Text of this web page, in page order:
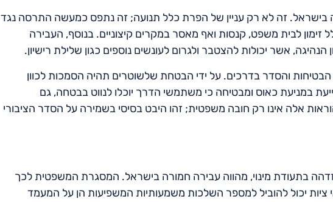
בישראל. זה לא רק עניין של הפרת כלל תנועה; זה נתפס כמעשה התרסה נגד
זימון לבית משפט, קנסות ואף מאסר במקרים קיצוניים. בנוסף, העבירה
אשר יכולות להצטבר ולגרום לעונשים נוספים כגון שלילת רישיון.
והסדר בדרכים. על ידי הבטחת שלשוטרים תהיה הסמכות לכוון
במניעת כאוס ומבטיחה כי משתמשי הדרך יוכלו לנווט בבטחה, גם
אלה אינו רק חובה משפטית; זהו היבט בסיסי בשמירה על הסדר הציבורי
בתעודת מינוי, מהווה עבירה חמורה בישראל. המסגרת המשפטית לכך
התעבורה. אי ציות יכול להוביל למספר השלכות משמעותיות המשפיעות הן על המעמד